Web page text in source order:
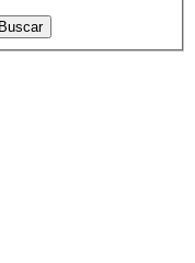
Buscar